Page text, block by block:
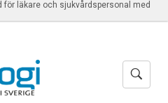
för läkare och sjukvårdspersonal med